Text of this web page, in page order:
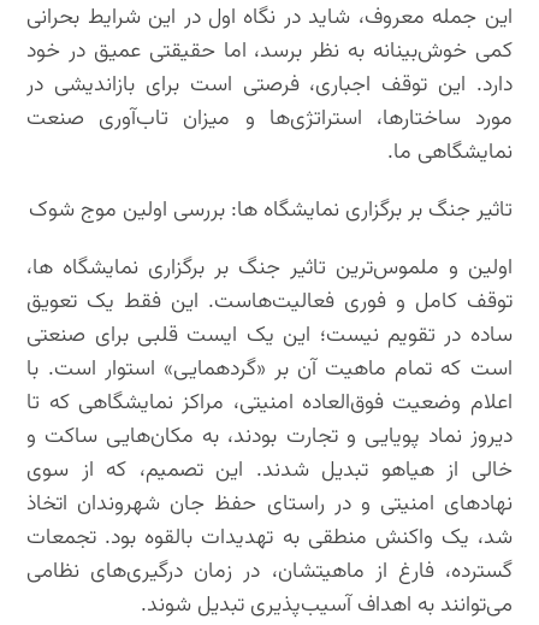
این جمله معروف، شاید در نگاه اول در این شرایط بحرانی
کمی خوش‌بینانه به نظر برسد، اما حقیقتی عمیق در خود
دارد. این توقف اجباری، فرصتی است برای بازاندیشی در
مورد ساختارها، استراتژی‌ها و میزان تاب‌آوری صنعت
نمایشگاهی ما.
تاثیر جنگ بر برگزاری نمایشگاه ها: بررسی اولین موج شوک
اولین و ملموس‌ترین تاثیر جنگ بر برگزاری نمایشگاه ها،
توقف کامل و فوری فعالیت‌هاست. این فقط یک تعویق
ساده در تقویم نیست؛ این یک ایست قلبی برای صنعتی
است که تمام ماهیت آن بر «گردهمایی» استوار است. با
اعلام وضعیت فوق‌العاده امنیتی، مراکز نمایشگاهی که تا
دیروز نماد پویایی و تجارت بودند، به مکان‌هایی ساکت و
خالی از هیاهو تبدیل شدند. این تصمیم، که از سوی
نهادهای امنیتی و در راستای حفظ جان شهروندان اتخاذ
شد، یک واکنش منطقی به تهدیدات بالقوه بود. تجمعات
گسترده، فارغ از ماهیتشان، در زمان درگیری‌های نظامی
می‌توانند به اهداف آسیب‌پذیری تبدیل شوند.